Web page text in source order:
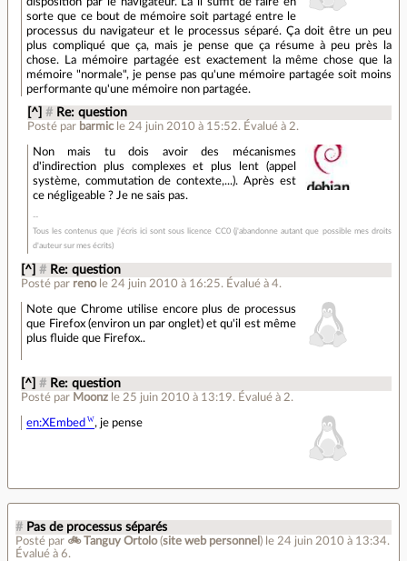
sorte que ce bout de mémoire soit partagé entre le
processus du navigateur et le processus séparé. Ça doit être un peu
plus compliqué que ça, mais je pense que ça résume à peu près la
chose. La mémoire partagée est exactement la même chose que la
mémoire "normale", je pense pas qu'une mémoire partagée soit moins
performante qu'une mémoire non partagée.
[^] # Re: question
Posté par barmic le 24 juin 2010 à 15:52. Évalué à 2.
Non mais tu dois avoir des mécanismes
d'indirection plus complexes et plus lent (appel
système, commutation de contexte,...). Après est
ce négligeable ? Je ne sais pas.
Tous les contenus que j'écris ici sont sous licence CC0 (j'abandonne autant que possible mes droits
d'auteur sur mes écrits)
[^] # Re: question
Posté par reno le 24 juin 2010 à 16:25. Évalué à4.
Note que Chrome utilise encore plus de processus
que Firefox (environ un par onglet) et qu'il est même
plus fluide que Firefox..
[^] # Re: question
Posté par Moonz le 25 juin 2010 à 13:19. Évalué à 2.
en:XEmbed , je pense
# Pas de processus séparés
Posté par 🚲 Tanguy Ortolo(site web personnel ) le 24 juin 2010 à 13:34.
Évalué à 6.